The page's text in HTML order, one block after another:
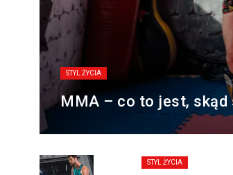
STYL ŻYCIA
MMA – co to jest, skąd
STYL ŻYCIA